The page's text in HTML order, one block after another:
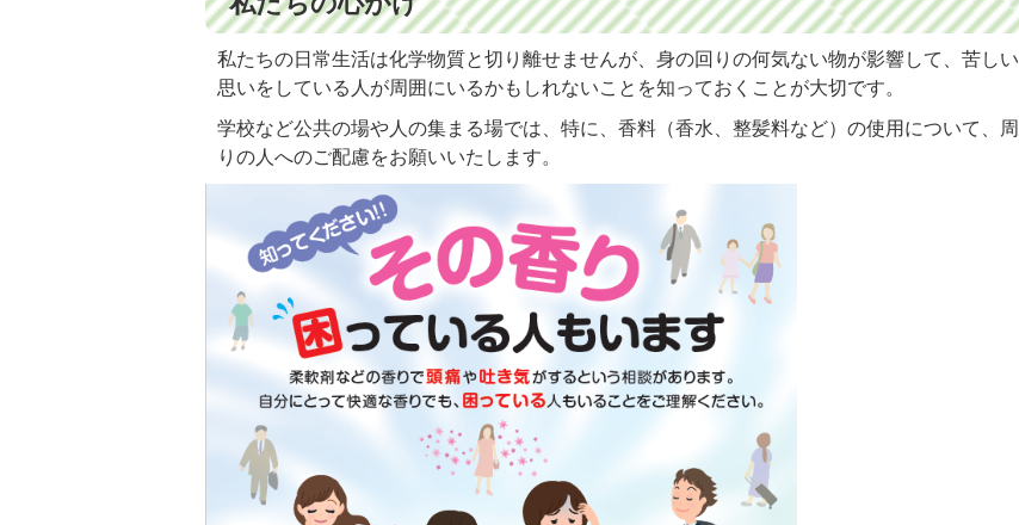
私たちの日常生活は化学物質と切り離せませんが、身の回りの何気ない物が影響して、苦しい
思いをしている人が周囲にいるかもしれないことを知っておくことが大切です。
学校など公共の場や人の集まる場では、特に、香料（香水、整髪料など）の使用について、周
りの人へのご配慮をお願いいたします。